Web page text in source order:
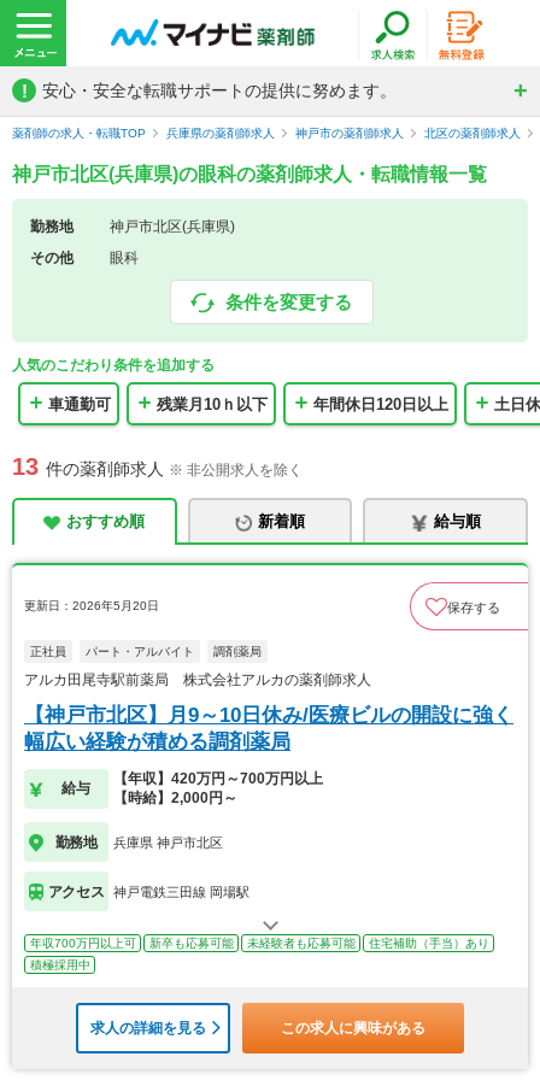
! 安心・安全な転職サポートの提供に努めます。
薬剤師の求人・転職TOP 兵庫県の薬剤師求人 神戸市の薬剤師求人 北区の薬剤師求人
神戸市北区(兵庫県)の眼科の薬剤師求人・転職情報一覧
勤務地
神戸市北区(兵庫県)
その他
眼科
条件を変更する
人気のこだわり条件を追加する
車通勤可 残業月10ｈ以下 年間休日120日以上 土日
13 件の薬剤師求人 ※ 非公開求人を除く
おすすめ順 新着順 給与順
更新日：2026年5月20日 保存する
正社員 パート・アルバイト 調剤薬局
アルカ田尾寺駅前薬局 株式会社アルカの薬剤師求人
【神戸市北区】月9～10日休み/医療ビルの開設に強く
幅広い経験が積める調剤薬局
給与
【年収】420万円～700万円以上
【時給】2,000円～
勤務地 兵庫県 神戸市北区
アクセス 神戸電鉄三田線 岡場駅
年収700万円以上可 新卒も応募可能 未経験者も応募可能
住宅補助（手当）あり
積極採用中
求人の詳細を見る この求人に興味がある